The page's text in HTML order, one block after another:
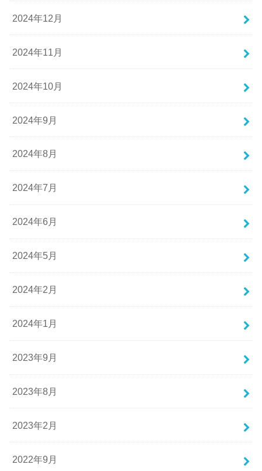
2024年12月
2024年11月
2024年10月
2024年9月
2024年8月
2024年7月
2024年6月
2024年5月
2024年2月
2024年1月
2023年9月
2023年8月
2023年2月
2022年9月